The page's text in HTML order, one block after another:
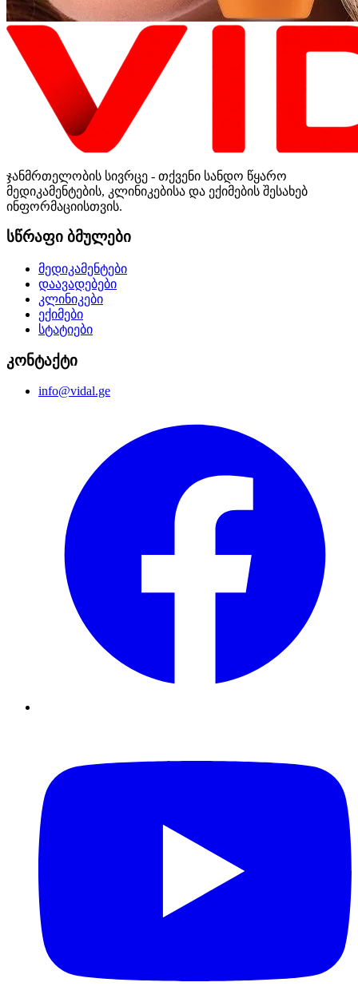
ჯანმრთელობის სივრცე - თქვენი სანდო წყარო
მედიკამენტების, კლინიკებისა და ექიმების შესახებ
ინფორმაციისთვის.
სწრაფი ბმულები
მედიკამენტები
დაავადებები
კლინიკები
ექიმები
სტატიები
კონტაქტი
info@vidal.ge